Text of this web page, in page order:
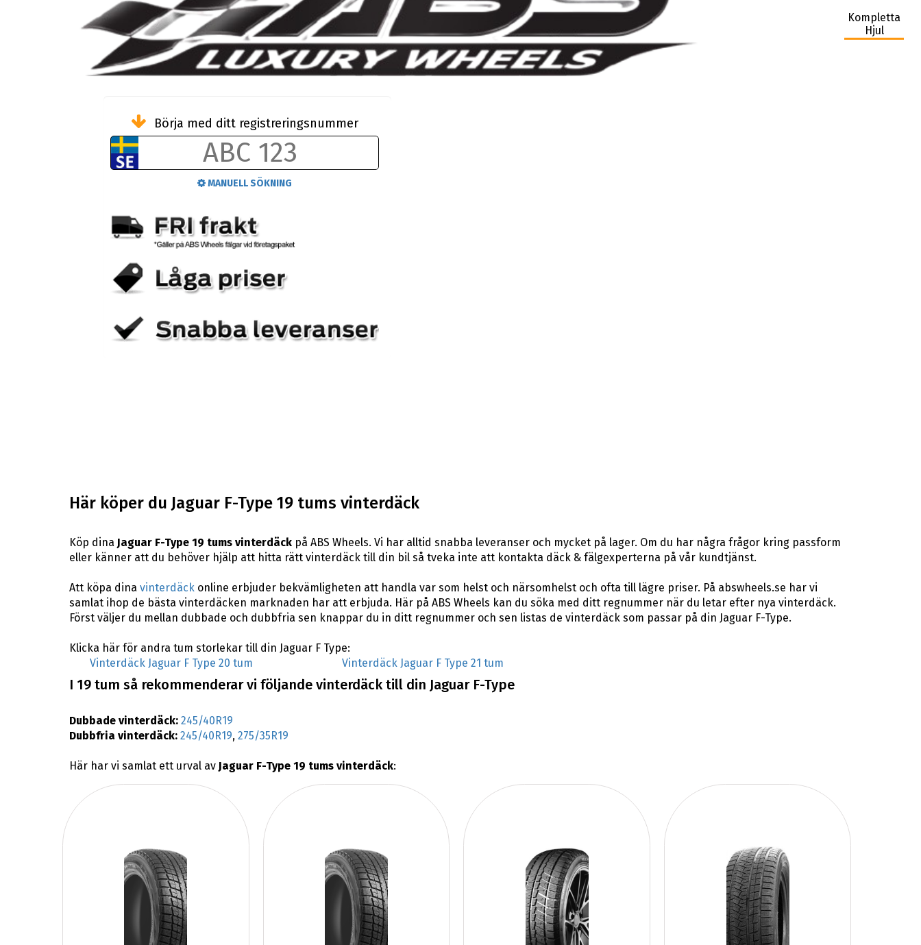
Kompletta
Hjul
Börja med ditt registreringsnummer
MANUELL SÖKNING
Här köper du Jaguar F-Type 19 tums vinterdäck
Köp dina Jaguar F-Type 19 tums vinterdäckpå ABS Wheels. Vi har alltid snabba leveranser och mycket på lager. Om du har några frågor kring passform
eller känner att du behöver hjälp att hitta rätt vinterdäck till din bil så tveka inte att kontakta däck & fälgexperterna på vår kundtjänst.
Att köpa dina vinterdäckonline erbjuder bekvämligheten att handla var som helst och närsomhelst och ofta till lägre priser. På abswheels.se har vi
samlat ihop de bästa vinterdäcken marknaden har att erbjuda. Här på ABS Wheels kan du söka med ditt regnummer när du letar efter nya vinterdäck.
Först väljer du mellan dubbade och dubbfria sen knappar du in ditt regnummer och sen listas de vinterdäck som passar på din Jaguar F-Type.
Klicka här för andra tum storlekar till din Jaguar F Type:
Vinterdäck Jaguar F Type 20 tum
Vinterdäck Jaguar F Type 21 tum
I 19 tum så rekommenderar vi följande vinterdäck till din Jaguar F-Type
Dubbade vinterdäck: 245/40R19
Dubbfria vinterdäck: 245/40R19, 275/35R19
Här har vi samlat ett urval av Jaguar F-Type 19 tums vinterdäck: